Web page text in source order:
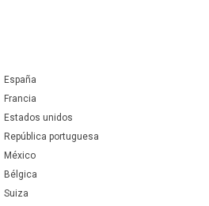
España
Francia
Estados unidos
República portuguesa
México
Bélgica
Suiza